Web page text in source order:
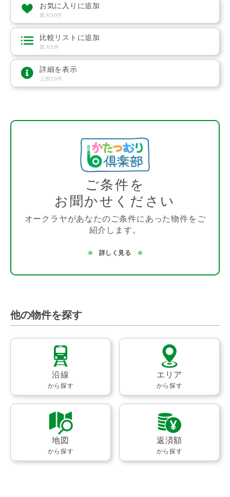
お気に入りに追加
最大50件
比較リストに追加
最大5件
詳細を表示
上限20件
ご条件を
お聞かせください
オークラヤがあなたのご条件にあった物件をご
紹介します。
詳しく見る
他の物件を探す
沿線
から探す
エリア
から探す
地図
から探す
返済額
から探す